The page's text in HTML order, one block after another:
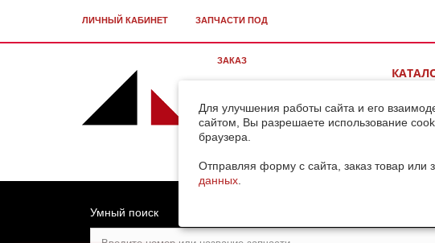
Для улучшения работы сайта и его
сайтом, Вы разрешаете использование
браузера.
Отправляя форму с сайта, заказ товар или
данных
ЛИЧНЫЙ КАБИНЕТ ЗАПЧАСТИ ПОД
ЗАКАЗ
Умный поиск